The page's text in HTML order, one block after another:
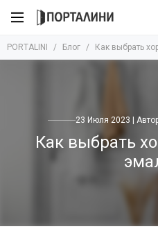
PORTALINI Блог Как выбрать
23 Июля 2023 |
Как выбрать